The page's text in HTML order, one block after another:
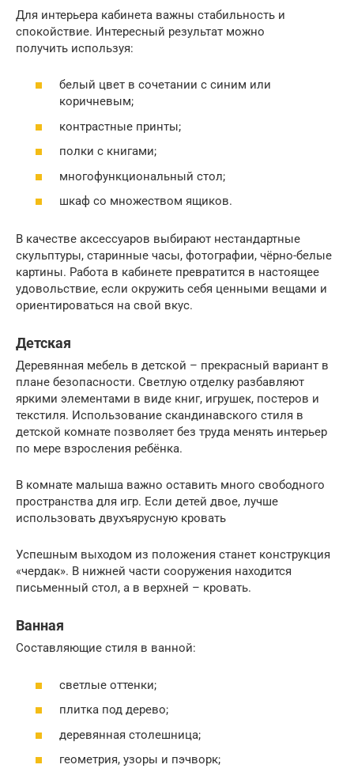
Для интерьера кабинета важны стабильность и
спокойствие. Интересный результат можно
получить используя:
белый цвет в сочетании с синим или
коричневым;
контрастные принты;
полки с книгами;
многофункциональный стол;
шкаф со множеством ящиков.
В качестве аксессуаров выбирают нестандартные
скульптуры, старинные часы, фотографии, чёрно-белые
картины. Работа в кабинете превратится в настоящее
удовольствие, если окружить себя ценными вещами и
ориентироваться на свой вкус.
Детская
Деревянная мебель в детской – прекрасный вариант в
плане безопасности. Светлую отделку разбавляют
яркими элементами в виде книг, игрушек, постеров и
текстиля. Использование скандинавского стиля в
детской комнате позволяет без труда менять интерьер
по мере взросления ребёнка.
В комнате малыша важно оставить много свободного
пространства для игр. Если детей двое, лучше
использовать двухъярусную кровать
Успешным выходом из положения станет конструкция
«чердак». В нижней части сооружения находится
письменный стол, а в верхней – кровать.
Ванная
Составляющие стиля в ванной:
светлые оттенки;
плитка под дерево;
деревянная столешница;
геометрия, узоры и пэчворк;